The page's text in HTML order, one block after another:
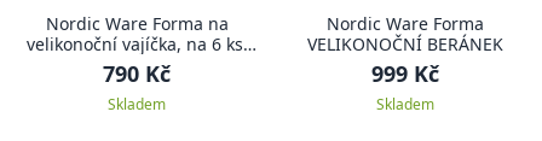
Nordic Ware Forma na
velikonoční vajíčka, na 6 ks,
karamelová
790 Kč
Skladem
Nordic Ware Forma
VELIKONOČNÍ BERÁNEK
999 Kč
Skladem